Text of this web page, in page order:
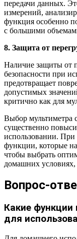
передачи данных.
измерений,
функция особенно
с большими
8. Защита от
Наличие защиты от
безопасности при
предотвращает
допустимых
критично как для
Выбор мультиметра
существенно
использовании. При
функции, которые
чтобы выбрать
домашних условиях,
Вопрос-
Какие
для